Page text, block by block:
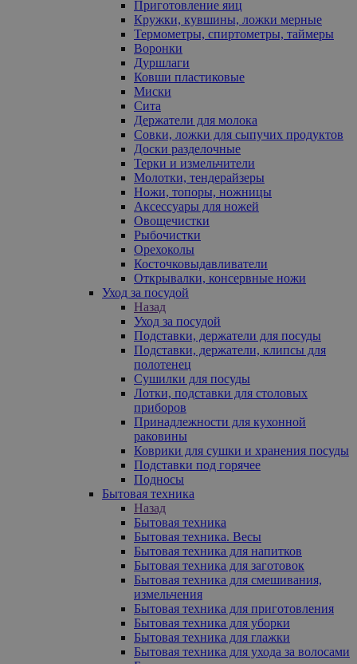
Приготовление яиц
Кружки, кувшины, ложки мерные
Термометры, спиртометры, таймеры
Воронки
Дуршлаги
Ковши пластиковые
Миски
Сита
Держатели для молока
Совки, ложки для сыпучих продуктов
Доски разделочные
Терки и измельчители
Молотки, тендерайзеры
Ножи, топоры, ножницы
Аксессуары для ножей
Овощечистки
Рыбочистки
Орехоколы
Косточковыдавливатели
Открывалки, консервные ножи
Уход за посудой
Назад
Уход за посудой
Подставки, держатели для посуды
Подставки, держатели, клипсы для
полотенец
Сушилки для посуды
Лотки, подставки для столовых
приборов
Принадлежности для кухонной
раковины
Коврики для сушки и хранения посуды
Подставки под горячее
Подносы
Бытовая техника
Назад
Бытовая техника
Бытовая техника. Весы
Бытовая техника для напитков
Бытовая техника для заготовок
Бытовая техника для смешивания,
измельчения
Бытовая техника для приготовления
Бытовая техника для уборки
Бытовая техника для глажки
Бытовая техника для ухода за волосами